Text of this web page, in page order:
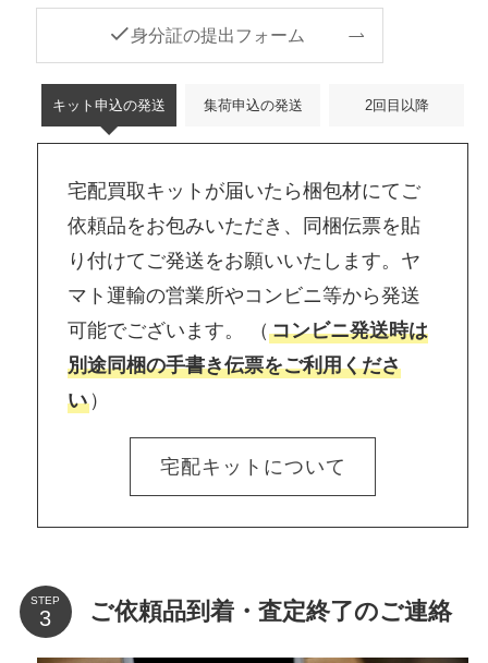
身分証の提出フォーム
キット申込の発送 集荷申込の発送 2回目以降
宅配買取キットが届いたら梱包材にてご
依頼品をお包みいただき、同梱伝票を貼
り付けてご発送をお願いいたします。ヤ
マト運輸の営業所やコンビニ等から発送
可能でございます。 （ コンビニ発送時は
別途同梱の手書き伝票をご利用くださ
い）
宅配キットについて
STEP ご依頼品到着・査定終了のご連絡